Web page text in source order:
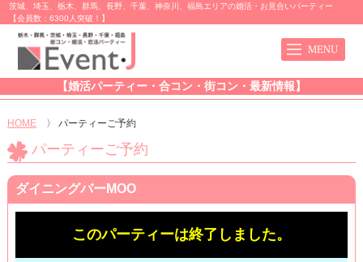
茨城、埼玉、栃木、群馬、長野、千葉、神奈川、福島エリアの婚活・お見合いパーティー
【会員数：6300人突破！】
【婚活パーティー・合コン・街コン・最新情報】
HOME 〉 パーティーご予約
パーティーご予約
ダイニングバーMOO
このパーティーは終了しました。